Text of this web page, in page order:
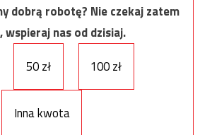
dobrą robotę? Nie czekaj zatem
wspieraj nas od dzisiaj.
50 zł 100 zł
Inna kwota